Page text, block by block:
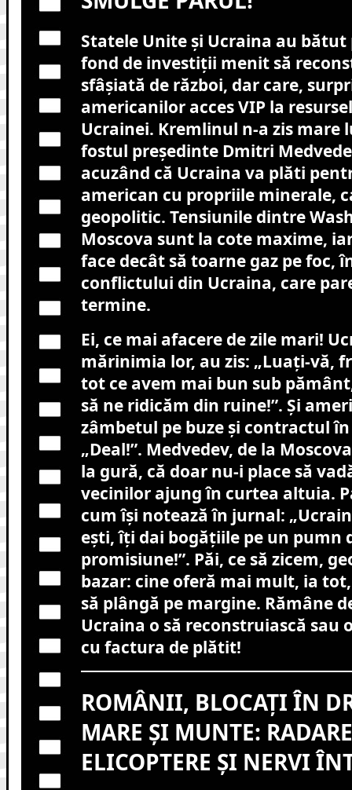
Statele Unite și Ucraina au
fond de investiții menit să
sfâșiată de război, dar care,
americanilor acces VIP la
Ucrainei. Kremlinul n-a zis mare
fostul președinte Dmitri
acuzând că Ucraina va plăti
american cu propriile minerale,
geopolitic. Tensiunile dintre
Moscova sunt la cote maxime,
face decât să toarne gaz pe foc,
conflictului din Ucraina, care
termine.
Ei, ce mai afacere de zile mari!
mărinimia lor, au zis: „Luați-vă,
tot ce avem mai bun sub
să ne ridicăm din ruine!”. Și
zâmbetul pe buze și contractul
„Deal!”. Medvedev, de la
la gură, că doar nu-i place să
vecinilor ajung în curtea altuia.
cum își notează în jurnal:
ești, îți dai bogățiile pe un pumn
promisiune!”. Păi, ce să zicem,
bazar: cine oferă mai mult, ia
să plângă pe margine. Rămâne
Ucraina o să reconstruiască sau
cu factura de plătit!
ROMÂNII, BLOCAȚI ÎN
MARE ȘI MUNTE:
ELICOPTERE ȘI NERVI